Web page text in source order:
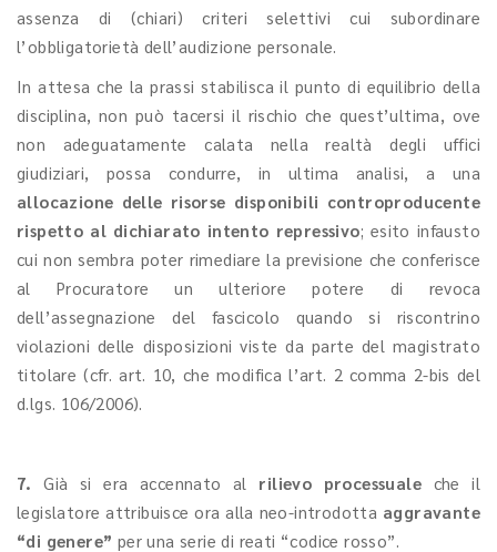
assenza di (chiari) criteri selettivi cui subordinare
l’obbligatorietà dell’audizione personale.
In attesa che la prassi stabilisca il punto di equilibrio della
disciplina, non può tacersi il rischio che quest’ultima, ove
non adeguatamente calata nella realtà degli uffici
giudiziari, possa condurre, in ultima analisi, a una
allocazione delle risorse disponibili controproducente
rispetto al dichiarato intento repressivo; esito infausto
cui non sembra poter rimediare la previsione che conferisce
al Procuratore un ulteriore potere di revoca
dell’assegnazione del fascicolo quando si riscontrino
violazioni delle disposizioni viste da parte del magistrato
titolare (cfr. art. 10, che modifica l’art. 2 comma 2-bis del
d.lgs. 106/2006).
7. Già si era accennato al rilievo processuale che il
legislatore attribuisce ora alla neo-introdotta aggravante
“di genere” per una serie di reati “codice rosso”.